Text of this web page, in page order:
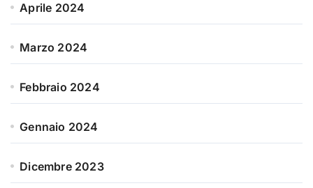
Aprile 2024
Marzo 2024
Febbraio 2024
Gennaio 2024
Dicembre 2023